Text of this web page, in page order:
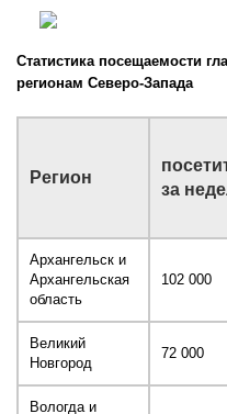
Статистика посещаемости
регионам Северо-Запада
Регион
за
Архангельск и
Архангельская
область
102 000
Великий
Новгород
72 000
Вологда и